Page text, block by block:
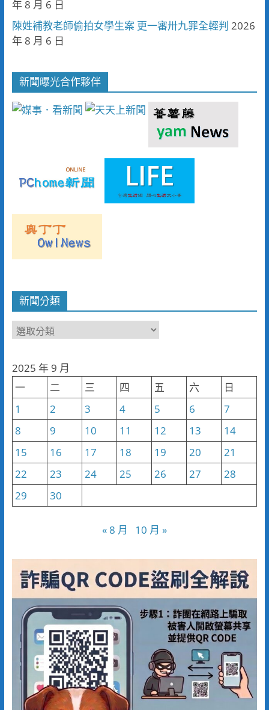
年 8 月 6 日
陳姓補教老師偷拍女學生案 更一審卅九罪全輕判 2026
年 8 月 6 日
新聞曝光合作夥伴
新聞分類
新
類
2025 年 9 月
一
二 三 四 五 六
日
1
2 3 4 5 6
7
8
9 10 11 12 13
14
15
16 17 18 19 20
21
22
23 24 25 26 27
28
29
30
« 8 月 10 月 »